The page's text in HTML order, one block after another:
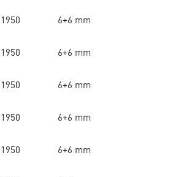
1950 6+6 mm
1950 6+6 mm
1950 6+6 mm
1950 6+6 mm
1950 6+6 mm